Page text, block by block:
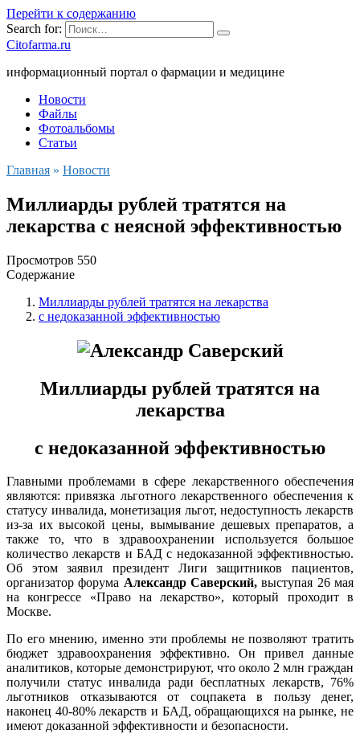
Перейти к содержанию
Search for:
Citofarma.ru
информационный портал о фармации и медицине
Новости
Файлы
Фотоальбомы
Статьи
Главная » Новости
Миллиарды рублей тратятся на
лекарства с неясной эффективностью
Просмотров 550
Содержание
Миллиарды рублей тратятся на лекарства
с недоказанной эффективностью
Миллиарды рублей тратятся на
лекарства
с недоказанной эффективностью
Главными проблемами в сфере лекарственного обеспечения
являются: привязка льготного лекарственного обеспечения к
статусу инвалида, монетизация льгот, недоступность лекарств
из-за их высокой цены, вымывание дешевых препаратов, а
также то, что в здравоохранении используется большое
количество лекарств и БАД с недоказанной эффективностью.
Об этом заявил президент Лиги защитников пациентов,
организатор форума Александр Саверский,выступая 26 мая
на конгрессе «Право на лекарство», который проходит в
Москве.
По его мнению, именно эти проблемы не позволяют тратить
бюджет здравоохранения эффективно. Он привел данные
аналитиков, которые демонстрируют, что около 2 млн граждан
получили статус инвалида ради бесплатных лекарств, 76%
льготников отказываются от соцпакета в пользу денег,
наконец 40-80% лекарств и БАД, обращающихся на рынке, не
имеют доказанной эффективности и безопасности.